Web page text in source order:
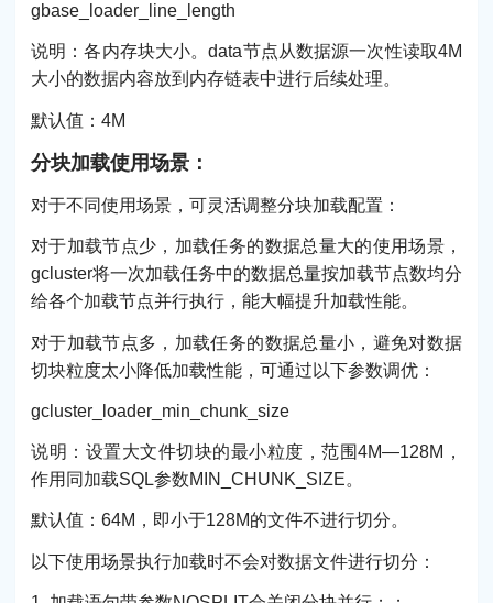
gbase_loader_line_length
说明：各内存块大小。data节点从数据源一次性读取4M
大小的数据内容放到内存链表中进行后续处理。
默认值：4M
分块加载使用场景：
对于不同使用场景，可灵活调整分块加载配置：
对于加载节点少，加载任务的数据总量大的使用场景，
gcluster将一次加载任务中的数据总量按加载节点数均分
给各个加载节点并行执行，能大幅提升加载性能。
对于加载节点多，加载任务的数据总量小，避免对数据
切块粒度太小降低加载性能，可通过以下参数调优：
gcluster_loader_min_chunk_size
说明：设置大文件切块的最小粒度，范围4M—128M，
作用同加载SQL参数MIN_CHUNK_SIZE。
默认值：64M，即小于128M的文件不进行切分。
以下使用场景执行加载时不会对数据文件进行切分：